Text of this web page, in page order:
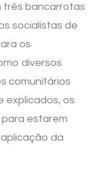
três bancarrotas
socialistas de
os
diversos
comunitários
explicados, os
estarem
da